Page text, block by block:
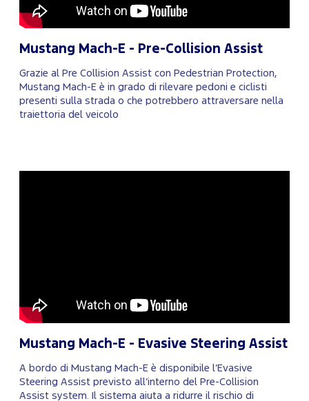
Mustang Mach-E - Pre-Collision Assist
Grazie al Pre Collision Assist con Pedestrian Protection,
Mustang Mach-E è in grado di rilevare pedoni e ciclisti
presenti sulla strada o che potrebbero attraversare nella
traiettoria del veicolo
Mustang Mach-E - Evasive Steering Assist
A bordo di Mustang Mach-E è disponibile l’Evasive
Steering Assist previsto all’interno del Pre-Collision
Assist system. Il sistema aiuta a ridurre il rischio di